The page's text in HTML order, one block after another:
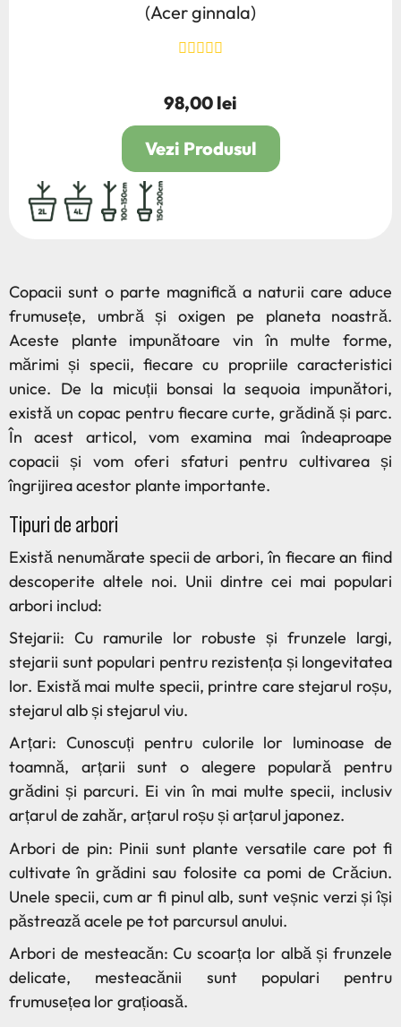
(Acer ginnala)
Pret
98,00 lei
Vezi Produsul
2L 4L 100/150150/200
Copacii sunt o parte magnifică a naturii care aduce
frumusețe, umbră și oxigen pe planeta noastră.
Aceste plante impunătoare vin în multe forme,
mărimi și specii, fiecare cu propriile caracteristici
unice. De la micuții bonsai la sequoia impunători,
există un copac pentru fiecare curte, grădină și parc.
În acest articol, vom examina mai îndeaproape
copacii și vom oferi sfaturi pentru cultivarea și
îngrijirea acestor plante importante.
Tipuri de arbori
Există nenumărate specii de arbori, în fiecare an fiind
descoperite altele noi. Unii dintre cei mai populari
arbori includ:
Stejarii: Cu ramurile lor robuste și frunzele largi,
stejarii sunt populari pentru rezistența și longevitatea
lor. Există mai multe specii, printre care stejarul roșu,
stejarul alb și stejarul viu.
Arțari: Cunoscuți pentru culorile lor luminoase de
toamnă, arțarii sunt o alegere populară pentru
grădini și parcuri. Ei vin în mai multe specii, inclusiv
arțarul de zahăr, arțarul roșu și arțarul japonez.
Arbori de pin: Pinii sunt plante versatile care pot fi
cultivate în grădini sau folosite ca pomi de Crăciun.
Unele specii, cum ar fi pinul alb, sunt veșnic verzi și își
păstrează acele pe tot parcursul anului.
Arbori de mesteacăn: Cu scoarța lor albă și frunzele
delicate, mesteacănii sunt populari pentru
frumusețea lor grațioasă.